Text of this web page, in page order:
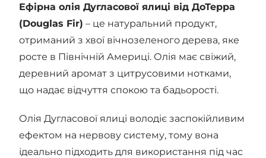
Ефірна олія Дугласової ялиці від ДоТерра
(Douglas Fir) – це натуральний продукт,
отриманий з хвої вічнозеленого дерева, яке
росте в Північній Америці. Олія має свіжий,
деревний аромат з цитрусовими нотками,
що надає відчуття спокою та бадьорості.
Олія Дугласової ялиці володіє заспокійливим
ефектом на нервову систему, тому вона
ідеально підходить для використання під час